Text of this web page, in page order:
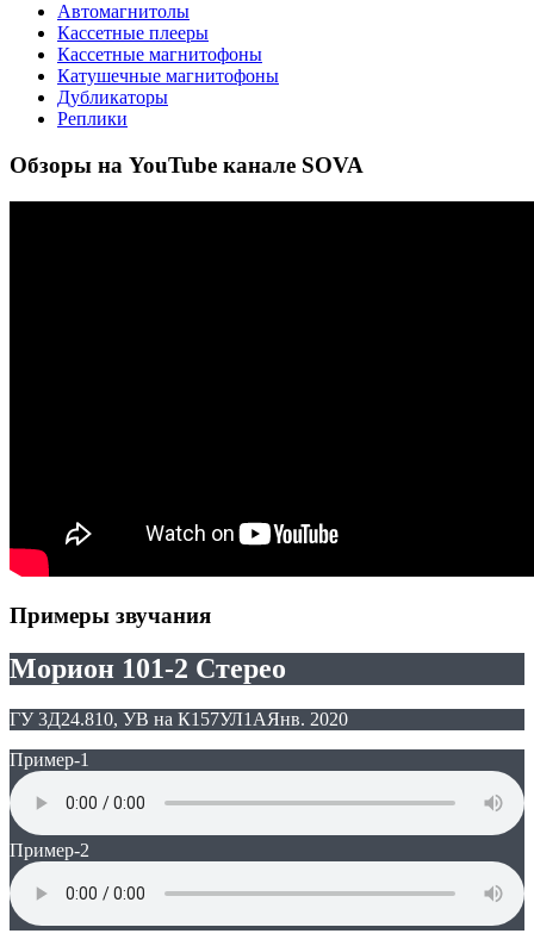
Автомагнитолы
Кассетные плееры
Кассетные магнитофоны
Катушечные магнитофоны
Дубликаторы
Реплики
Обзоры на YouTube канале SOVA
Примеры звучания
Морион 101-2 Стерео
ГУ 3Д24.810, УВ на К157УЛ1АЯнв. 2020
Пример-1
Пример-2